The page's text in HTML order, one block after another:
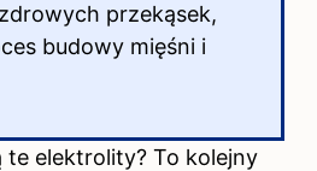
przekąsek,
budowy mięśni i
te elektrolity? To kolejny